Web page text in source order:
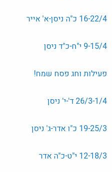
16-22/4 כ"ה ניסן-א' אייר
9-15/4 י"ח-כ"ד ניסן
פעילות וחג פסח שמח!
26/3-1/4 ד'-י' ניסן
19-25/3 כ"ו אדר-ג' ניסן
12-18/3 י"ט-כ"ה אדר